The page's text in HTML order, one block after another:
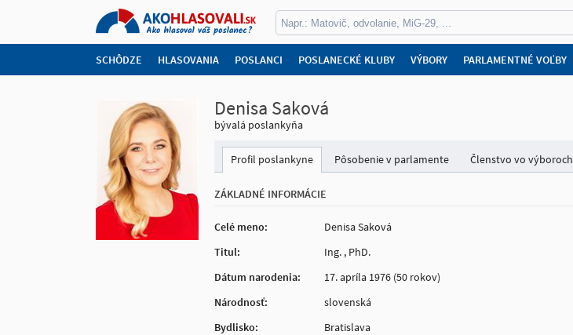
SCHÔDZE HLASOVANIA POSLANCI POSLANECKÉ KLUBY VÝBORY PARLAMENTNÉ VOĽBY
Denisa Saková
bývalá poslankyňa
Profil poslankyne Pôsobenie v parlamente Členstvo vo výboroch
ZÁKLADNÉ INFORMÁCIE
Celé meno:
Denisa Saková
Titul:
Ing. , PhD.
Dátum narodenia:
17. apríla 1976 (50 rokov)
Národnosť:
slovenská
Bydlisko:
Bratislava